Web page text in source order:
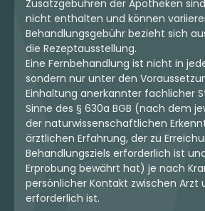
Zusatzgebühren der Apotheken
nicht enthalten und können
Behandlungsgebühr bezieht sich
die Rezeptausstellung.
Eine Fernbehandlung ist nicht in
sondern nur unter den
Einhaltung anerkannter fachlicher
Sinne des § 630a BGB (nach dem
der naturwissenschaftlichen
ärztlichen Erfahrung, der zu
Behandlungsziels erforderlich ist
Erprobung bewährt hat) je nach
persönlicher Kontakt zwischen Arzt
erforderlich ist.